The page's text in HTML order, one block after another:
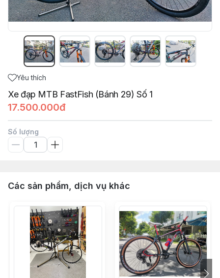
Yêu thích
Xe đạp MTB FastFish (Bánh 29) Số 1
17.500.000đ
Số lượng
Các sản phẩm, dịch vụ khác